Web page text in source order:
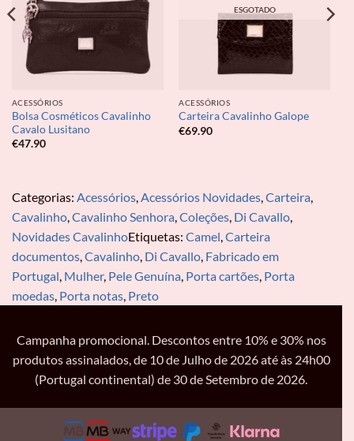
ACESSÓRIOS
Bolsa Cosméticos Cavalinho
Cavalo Lusitano
€47.90
ESGOTADO
ACESSÓRIOS
Carteira Cavalinho Galope
€69.90
Categorias: Acessórios Acessórios Novidades Carteira
Cavalinho Cavalinho Senhora Coleções Di Cavallo
Novidades CavalinhoEtiquetas: Camel Carteira
documentos Cavalinho Di Cavallo Fabricado em
Portugal Mulher, Pele Genuína Porta cartões Porta
moedas Porta notas Preto
Campanha promocional. Descontos entre 10% e 30% nos
produtos assinalados, de 10 de Julho de 2026 até às 24h00
(Portugal continental) de 30 de Setembro de 2026.